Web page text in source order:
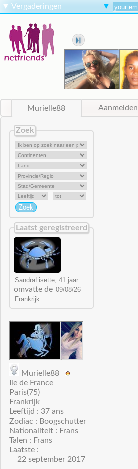
▼ Vergaderingen ▼
Murielle88 Aanmelden
Zoek
Laatst geregistreerd
omvatte de
Murielle88
Ile de France
Paris(75)
Frankrijk
Leeftijd : 37 ans
Zodiac : Boogschutter
Nationaliteit : Frans
Talen : Frans
Laatste :
22 september 2017